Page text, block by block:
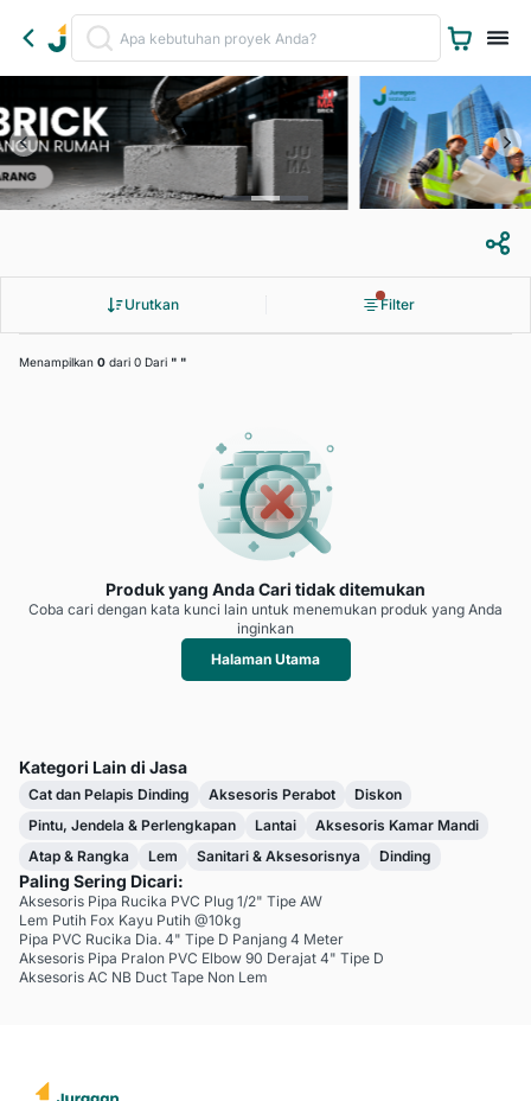
Urutkan Filter
Menampilkan 0 dari 0 Dari " "
Produk yang Anda Cari tidak ditemukan
Coba cari dengan kata kunci lain untuk menemukan produk yang Anda
inginkan
Halaman Utama
Kategori Lain di Jasa
Cat dan Pelapis Dinding Aksesoris Perabot
Diskon
Pintu, Jendela & Perlengkapan
Lantai
Aksesoris Kamar Mandi
Atap & Rangka
Lem Sanitari & Aksesorisnya Dinding
Paling Sering Dicari:
Aksesoris Pipa Rucika PVC Plug 1/2" Tipe AW
Lem Putih Fox Kayu Putih @10kg
Pipa PVC Rucika Dia. 4" Tipe D Panjang 4 Meter
Aksesoris Pipa Pralon PVC Elbow 90 Derajat 4" Tipe D
Aksesoris AC NB Duct Tape Non Lem